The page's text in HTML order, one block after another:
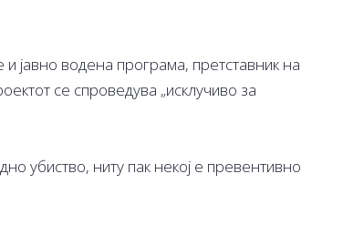
јавно водена програма, претставник на
се спроведува „исклучиво за
убиство, ниту пак некој е превентивно